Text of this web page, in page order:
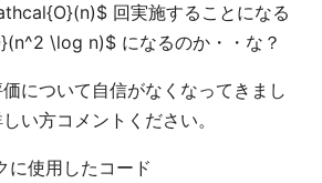
回実施することになる
\log n)$ になるのか・・な？
について自信がなくなってきまし
い方コメントください。
に使用したコード